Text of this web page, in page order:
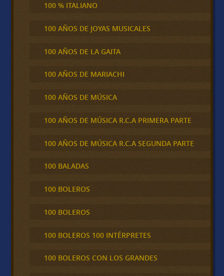
100 % ITALIANO
100 AÑOS DE JOYAS MUSICALES
100 AÑOS DE LA GAITA
100 AÑOS DE MARIACHI
100 AÑOS DE MÚSICA
100 AÑOS DE MÚSICA R.C.A PRIMERA PARTE
100 AÑOS DE MÚSICA R.C.A SEGUNDA PARTE
100 BALADAS
100 BOLEROS
100 BOLEROS
100 BOLEROS 100 INTÉRPRETES
100 BOLEROS CON LOS GRANDES